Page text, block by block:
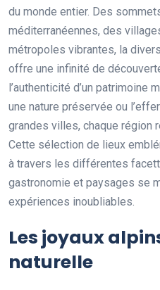
du monde entier. Des
méditerranéennes, des
métropoles vibrantes, la
offre une infinité de
l’authenticité d’un patrimoine
une nature préservée ou
grandes villes, chaque région
Cette sélection de lieux
à travers les différentes
gastronomie et paysages se
expériences inoubliables.
Les joyaux
naturelle